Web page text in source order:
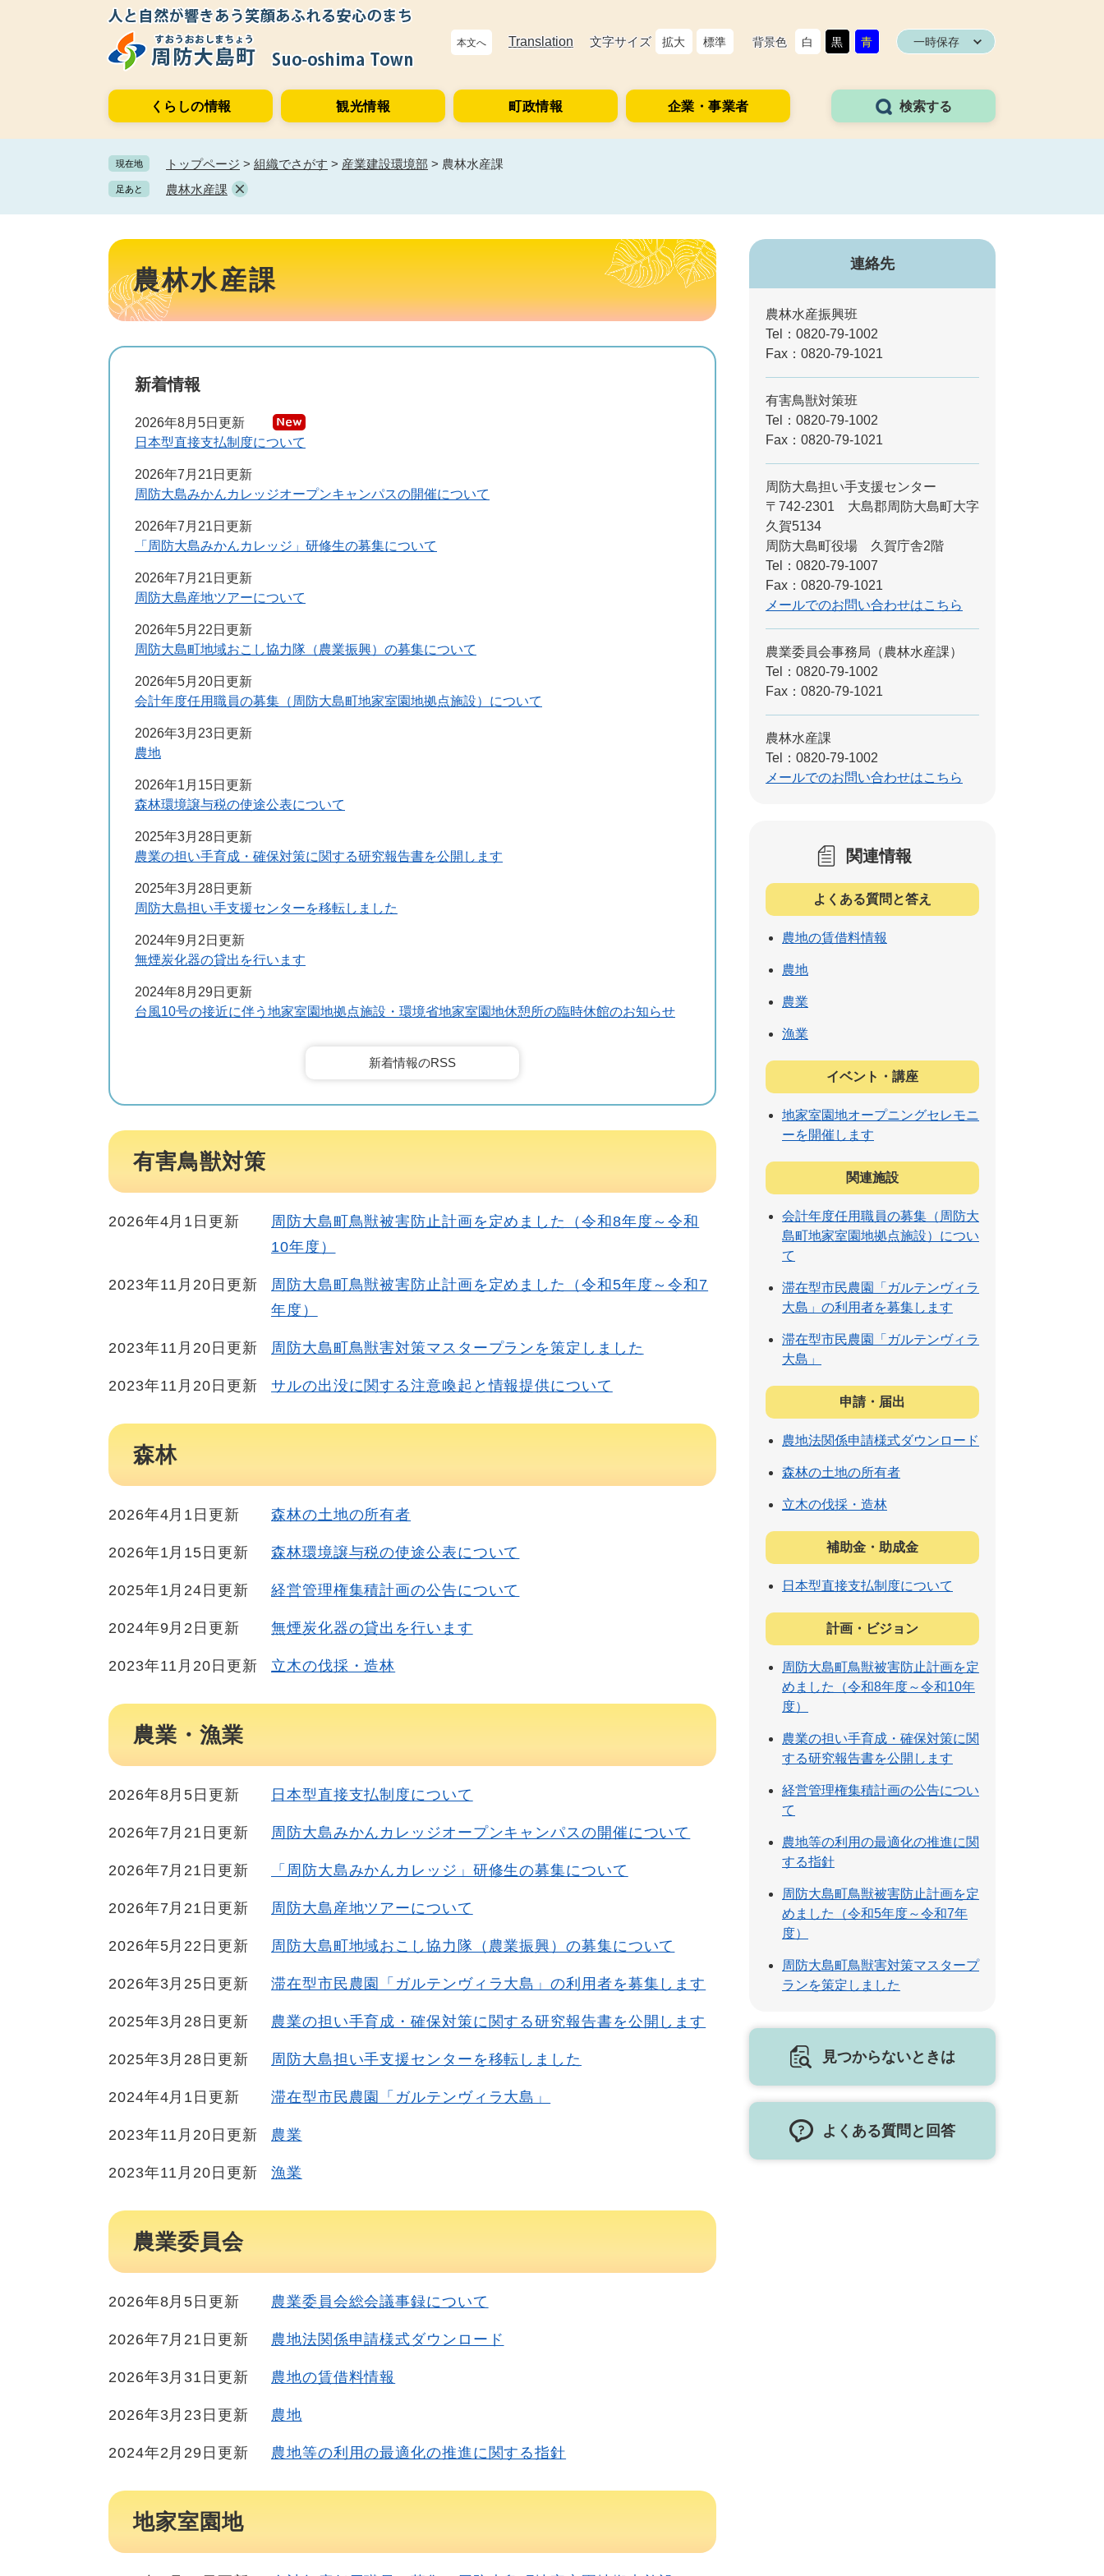
本文へ Translation 文字サイズ 拡大 標準 背景色 白 黒 青 一時保存
くらしの情報 観光情報 町政情報 企業・事業者 検索する
現在地 トップページ > 組織でさがす > 産業建設環境部 > 農林水産課
足あと 農林水産課
本
農林水産課
新着情報
2026年8月5日更新
日本型直接支払制度について
2026年7月21日更新
周防大島みかんカレッジオープンキャンパスの開催について
2026年7月21日更新
「周防大島みかんカレッジ」研修生の募集について
2026年7月21日更新
周防大島産地ツアーについて
2026年5月22日更新
周防大島町地域おこし協力隊（農業振興）の募集について
2026年5月20日更新
会計年度任用職員の募集（周防大島町地家室園地拠点施設）について
2026年3月23日更新
農地
2026年1月15日更新
森林環境譲与税の使途公表について
2025年3月28日更新
農業の担い手育成・確保対策に関する研究報告書を公開します
2025年3月28日更新
周防大島担い手支援センターを移転しました
2024年9月2日更新
無煙炭化器の貸出を行います
2024年8月29日更新
台風10号の接近に伴う地家室園地拠点施設・環境省地家室園地休憩所の臨時休館のお知らせ
新着情報のRSS
有害鳥獣対策
2026年4月1日更新
周防大島町鳥獣被害防止計画を定めました（令和8年度～令和
10年度）
2023年11月20日更新
周防大島町鳥獣被害防止計画を定めました（令和5年度～令和7
年度）
2023年11月20日更新 周防大島町鳥獣害対策マスタープランを策定しました
2023年11月20日更新 サルの出没に関する注意喚起と情報提供について
森林
2026年4月1日更新 森林の土地の所有者
2026年1月15日更新 森林環境譲与税の使途公表について
2025年1月24日更新 経営管理権集積計画の公告について
2024年9月2日更新 無煙炭化器の貸出を行います
2023年11月20日更新 立木の伐採・造林
農業・漁業
2026年8月5日更新 日本型直接支払制度について
2026年7月21日更新 周防大島みかんカレッジオープンキャンパスの開催について
2026年7月21日更新 「周防大島みかんカレッジ」研修生の募集について
2026年7月21日更新 周防大島産地ツアーについて
2026年5月22日更新 周防大島町地域おこし協力隊（農業振興）の募集について
2026年3月25日更新 滞在型市民農園「ガルテンヴィラ大島」の利用者を募集します
2025年3月28日更新 農業の担い手育成・確保対策に関する研究報告書を公開します
2025年3月28日更新 周防大島担い手支援センターを移転しました
2024年4月1日更新 滞在型市民農園「ガルテンヴィラ大島」
2023年11月20日更新 農業
2023年11月20日更新 漁業
農業委員会
2026年8月5日更新 農業委員会総会議事録について
2026年7月21日更新 農地法関係申請様式ダウンロード
2026年3月31日更新 農地の賃借料情報
2026年3月23日更新 農地
2024年2月29日更新 農地等の利用の最適化の推進に関する指針
地家室園地
連絡先
農林水産振興班
Tel：0820-79-1002
Fax：0820-79-1021
有害鳥獣対策班
Tel：0820-79-1002
Fax：0820-79-1021
周防大島担い手支援センター
〒742-2301 大島郡周防大島町大字
久賀5134
周防大島町役場 久賀庁舎2階
Tel：0820-79-1007
Fax：0820-79-1021
メールでのお問い合わせはこちら
農業委員会事務局（農林水産課）
Tel：0820-79-1002
Fax：0820-79-1021
農林水産課
Tel：0820-79-1002
メールでのお問い合わせはこちら
関連情報
よくある質問と答え
農地の賃借料情報
農地
農業
漁業
イベント・講座
地家室園地オープニングセレモニ
ーを開催します
関連施設
会計年度任用職員の募集（周防大
島町地家室園地拠点施設）につい
て
滞在型市民農園「ガルテンヴィラ
大島」の利用者を募集します
滞在型市民農園「ガルテンヴィラ
大島」
申請・届出
農地法関係申請様式ダウンロード
森林の土地の所有者
立木の伐採・造林
補助金・助成金
日本型直接支払制度について
計画・ビジョン
周防大島町鳥獣被害防止計画を定
めました（令和8年度～令和10年
度）
農業の担い手育成・確保対策に関
する研究報告書を公開します
経営管理権集積計画の公告につい
て
農地等の利用の最適化の推進に関
する指針
周防大島町鳥獣被害防止計画を定
めました（令和5年度～令和7年
度）
周防大島町鳥獣害対策マスタープ
ランを策定しました
見つからないときは
よくある質問と回答